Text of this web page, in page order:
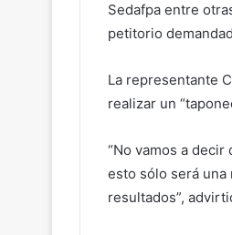
Sedafpa entre
petitorio
La representante
realizar un
“No vamos a
esto sólo será una
resultados”,